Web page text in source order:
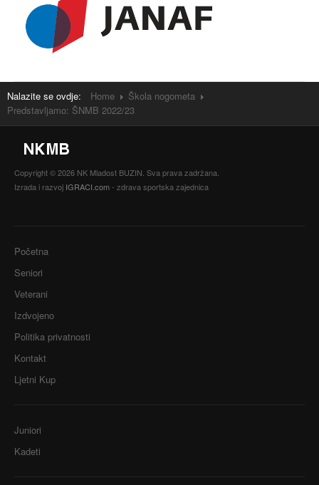
Nalazite se ovdje: Home
Škola nogometa
Predstavljamo: ŠNMB 2022/23
Copyright © 2026 NK Mladost BUZIN. Sva prava zadržana.
Izrada i razvoj IGRACI.com- zdrava sportska zajednica
Početna
Seniori
Veterani
Izdvojeno
Politika privatnosti
Kontakt
Ljetni Kup
Juniori
Kadeti